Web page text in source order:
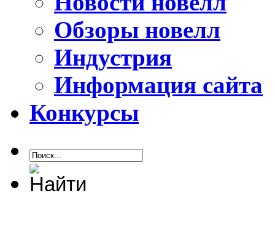
Обзоры новелл
Индустрия
Информация сайта
Конкурсы